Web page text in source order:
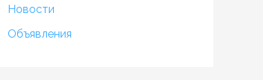
Новости
Объявления